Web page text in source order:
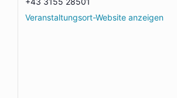
Veranstaltungsort-Website anzeigen